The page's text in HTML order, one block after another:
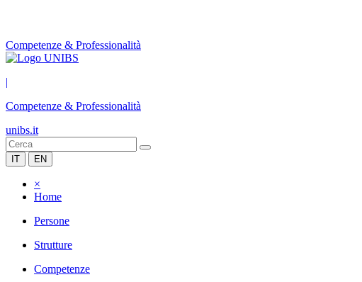
Competenze & Professionalità
|
Competenze & Professionalità
unibs.it
IT EN
×
Home
Persone
Strutture
Competenze